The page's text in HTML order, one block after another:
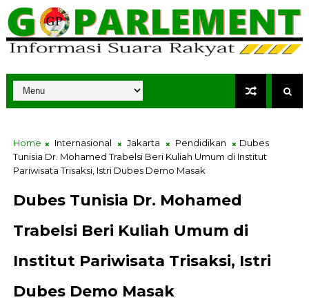
Home Internasional Jakarta Pendidikan
Dubes
Tunisia Dr. Mohamed Trabelsi Beri Kuliah Umum di Institut
Pariwisata Trisaksi, Istri Dubes Demo Masak
Dubes Tunisia Dr. Mohamed
Trabelsi Beri Kuliah Umum di
Institut Pariwisata Trisaksi, Istri
Dubes Demo Masak